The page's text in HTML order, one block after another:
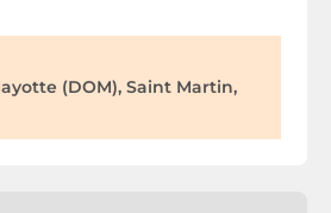
(DOM), Saint Martin,